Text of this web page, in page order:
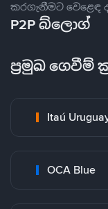
කරගැනීමට වෙළෙඳ
P2P බ්ලොග්
ප්‍රමුඛ ගෙවීම්
Itaú
OCA Blue